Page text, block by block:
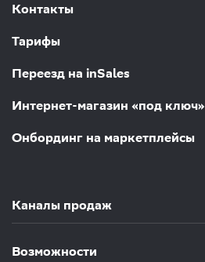
Контакты
Тарифы
Переезд на inSales
Интернет-магазин «под ключ»
Онбординг на маркетплейсы
Каналы продаж
Возможности